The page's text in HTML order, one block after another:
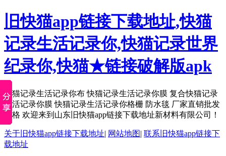
旧快猫app链接下载地址,快猫
记录生活记录你,快猫记录世界
纪录你,快猫★链接破解版apk
快猫记录生活记录你布 快猫记录生活记录你膜 复合快猫记录
生活记录你膜 快猫记录生活记录你格栅 防水毯 厂家直销批发
价格 欢迎来到山东旧快猫app链接下载地址新材料有限公司！
关于旧快猫app链接下载地址| 网站地图| 联系旧快猫app链接下
载地址